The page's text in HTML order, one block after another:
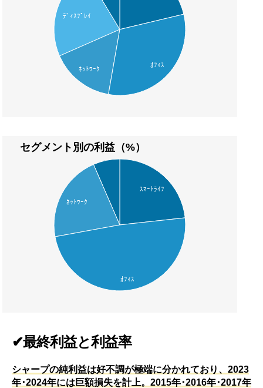
ﾃﾞｨｽﾌﾟﾚｲ
ﾈｯﾄﾜｰｸ
ｵﾌｨｽ
セグメント別の利益（%）
ｽﾏｰﾄﾗｲﾌ
ﾈｯﾄﾜｰｸ
ｵﾌｨｽ
✔最終利益と利益率
シャープの純利益は好不調が極端に分かれており、2023
年･2024年には巨額損失を計上。2015年･2016年･2017年